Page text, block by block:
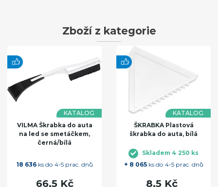
Zboží z kategorie
KATALOG
VILMA Škrabka do auta
na led se smetáčkem,
černá/bílá
18 636ks do 4-5 prac. dnů
66,5 Kč
KATALOG
ŠKRABKA Plastová
škrabka do auta, bílá
Skladem 4 250 ks
+ 8 065ks do 4-5 prac. dnů
8,5 Kč